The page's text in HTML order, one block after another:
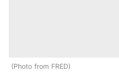
Photo from FRED